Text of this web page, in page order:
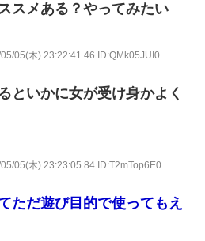
スメある？やってみたい
05(木) 23:22:41.46 ID:QMk05JUI0
といかに女が受け身かよく
05(木) 23:23:05.84 ID:T2mTop6E0
ただ遊び目的で使ってもえ